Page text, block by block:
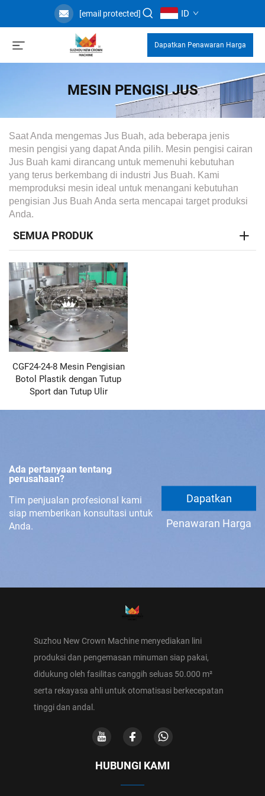
[email protected] ID
Dapatkan Penawaran Harga
MESIN PENGISI JUS
Saat Anda mengemas Jus Buah, ada beberapa jenis
mesin pengisi yang dapat Anda pilih. Mesin pengisi cairan
Jus Buah kami dirancang untuk memenuhi kebutuhan
yang terus berkembang di industri Jus Buah. Kami
memproduksi mesin ideal untuk menangani kebutuhan
pengisian Jus Buah Anda serta mencapai target produksi
Anda.
SEMUA PRODUK
CGF24-24-8 Mesin Pengisian
Botol Plastik dengan Tutup
Sport dan Tutup Ulir
Ada pertanyaan tentang
perusahaan?
Tim penjualan profesional kami
siap memberikan konsultasi untuk
Anda.
Dapatkan
Penawaran Harga
Suzhou New Crown Machine menyediakan lini
produksi dan pengemasan minuman siap pakai,
didukung oleh fasilitas canggih seluas 50.000 m²
serta rekayasa ahli untuk otomatisasi berkecepatan
tinggi dan andal.
HUBUNGI KAMI